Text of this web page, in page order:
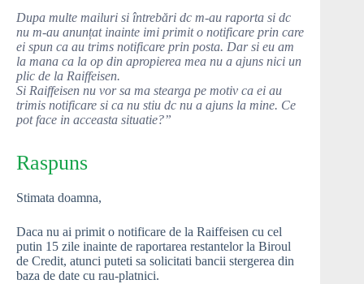
Dupa multe mailuri si întrebări dc m-au raporta si dc
nu m-au anunțat inainte imi primit o notificare prin care
ei spun ca au trims notificare prin posta. Dar si eu am
la mana ca la op din apropierea mea nu a ajuns nici un
plic de la Raiffeisen.
Si Raiffeisen nu vor sa ma stearga pe motiv ca ei au
trimis notificare si ca nu stiu dc nu a ajuns la mine. Ce
pot face in acceasta situatie?”
Raspuns
Stimata doamna,
Daca nu ai primit o notificare de la Raiffeisen cu cel
putin 15 zile inainte de raportarea restantelor la Biroul
de Credit, atunci puteti sa solicitati bancii stergerea din
baza de date cu rau-platnici.